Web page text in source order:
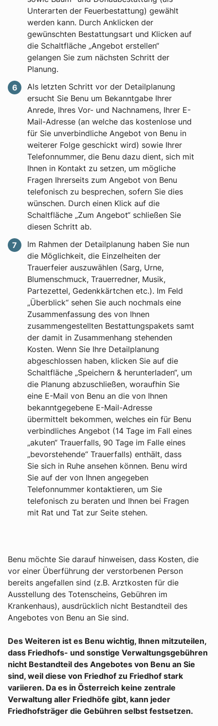
Unterarten der Feuerbestattung) gewählt
werden kann. Durch Anklicken der
gewünschten Bestattungsart und Klicken auf
die Schaltfläche „Angebot erstellen“
gelangen Sie zum nächsten Schritt der
Planung.
Als letzten Schritt vor der Detailplanung
ersucht Sie Benu um Bekanntgabe Ihrer
Anrede, Ihres Vor- und Nachnamens, Ihrer E-
Mail-Adresse (an welche das kostenlose und
für Sie unverbindliche Angebot von Benu in
weiterer Folge geschickt wird) sowie Ihrer
Telefonnummer, die Benu dazu dient, sich mit
Ihnen in Kontakt zu setzen, um mögliche
Fragen Ihrerseits zum Angebot von Benu
telefonisch zu besprechen, sofern Sie dies
wünschen. Durch einen Klick auf die
Schaltfläche „Zum Angebot“ schließen Sie
diesen Schritt ab.
Im Rahmen der Detailplanung haben Sie nun
die Möglichkeit, die Einzelheiten der
Trauerfeier auszuwählen (Sarg, Urne,
Blumenschmuck, Trauerredner, Musik,
Partezettel, Gedenkkärtchen etc.). Im Feld
„Überblick“ sehen Sie auch nochmals eine
Zusammenfassung des von Ihnen
zusammengestellten Bestattungspakets samt
der damit in Zusammenhang stehenden
Kosten. Wenn Sie Ihre Detailplanung
abgeschlossen haben, klicken Sie auf die
Schaltfläche „Speichern & herunterladen“, um
die Planung abzuschließen, woraufhin Sie
eine E-Mail von Benu an die von Ihnen
bekanntgegebene E-Mail-Adresse
übermittelt bekommen, welches ein für Benu
verbindliches Angebot (14 Tage im Fall eines
„akuten“ Trauerfalls, 90 Tage im Falle eines
„bevorstehende“ Trauerfalls) enthält, dass
Sie sich in Ruhe ansehen können. Benu wird
Sie auf der von Ihnen angegeben
Telefonnummer kontaktieren, um Sie
telefonisch zu beraten und Ihnen bei Fragen
mit Rat und Tat zur Seite stehen.
Benu möchte Sie darauf hinweisen, dass Kosten, die
vor einer Überführung der verstorbenen Person
bereits angefallen sind (z.B. Arztkosten für die
Ausstellung des Totenscheins, Gebühren im
Krankenhaus), ausdrücklich nicht Bestandteil des
Angebotes von Benu an Sie sind.
Des Weiteren ist es Benu wichtig, Ihnen mitzuteilen,
dass Friedhofs- und sonstige Verwaltungsgebühren
nicht Bestandteil des Angebotes von Benu an Sie
sind, weil diese von Friedhof zu Friedhof stark
variieren. Da es in Österreich keine zentrale
Verwaltung aller Friedhöfe gibt, kann jeder
Friedhofsträger die Gebühren selbst festsetzen.